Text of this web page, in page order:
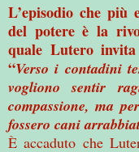
L’episodio che più
del potere è la
quale Lutero
“Verso i contadini
vogliono sentir
compassione, ma
fossero cani
È accaduto che